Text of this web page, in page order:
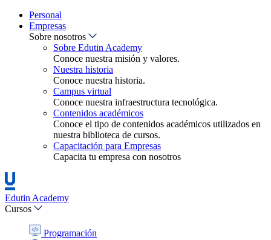
Personal
Empresas
Sobre nosotros
Sobre Edutin Academy
Conoce nuestra misión y valores.
Nuestra historia
Conoce nuestra historia.
Campus virtual
Conoce nuestra infraestructura tecnológica.
Contenidos académicos
Conoce el tipo de contenidos académicos utilizados en
nuestra biblioteca de cursos.
Capacitación para Empresas
Capacita tu empresa con nosotros
Edutin Academy
Cursos
Programación